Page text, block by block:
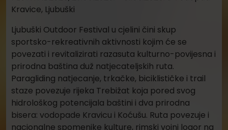
Kravice, Ljubuški